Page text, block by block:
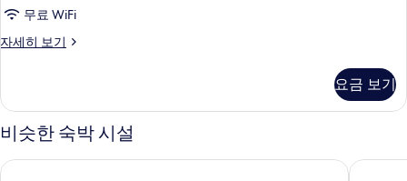
드
사
두
보
기
소
파
베
히
기
개
사
모
보
기
무료 WiFi
자세히 보기
스
실
1
개
세
요금 보기
비슷한 숙박 시설
레지던스 인 바이 메리어트 알렉산드리아 올드 타운 사우스 앳
햄프턴